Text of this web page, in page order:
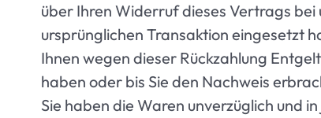
über Ihren Widerruf dieses Vertrags bei
ursprünglichen Transaktion eingesetzt
Ihnen wegen dieser Rückzahlung
haben oder bis Sie den Nachweis
Sie haben die Waren unverzüglich und